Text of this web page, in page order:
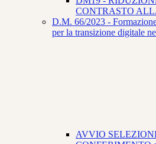
CONTRASTO
D.M. 66/2023 -
per la transizione digitale
AVVIO